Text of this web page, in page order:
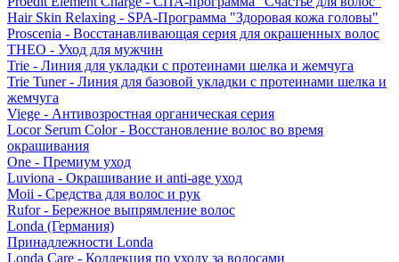
Hair Skin Relaxing - SPA-Программа "Здоровая кожа головы"
Proscenia - Восстанавливающая серия для окрашенных волос
THEO - Уход для мужчин
Trie - Линия для укладки с протеинами шелка и жемчуга
Trie Tuner - Линия для базовой укладки с протеинами шелка и
жемчуга
Viege - Антивозростная органическая серия
Locor Serum Color - Восстановление волос во время
окрашивания
One - Премиум уход
Luviona - Окрашивание и anti-age уход
Moii - Средства для волос и рук
Rufor - Бережное выпрямление волос
Londa (Германия)
Принадлежности Londa
Londa Care - Коллекция по уходу за волосами